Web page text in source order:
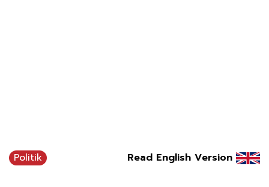
Politik Read English Version